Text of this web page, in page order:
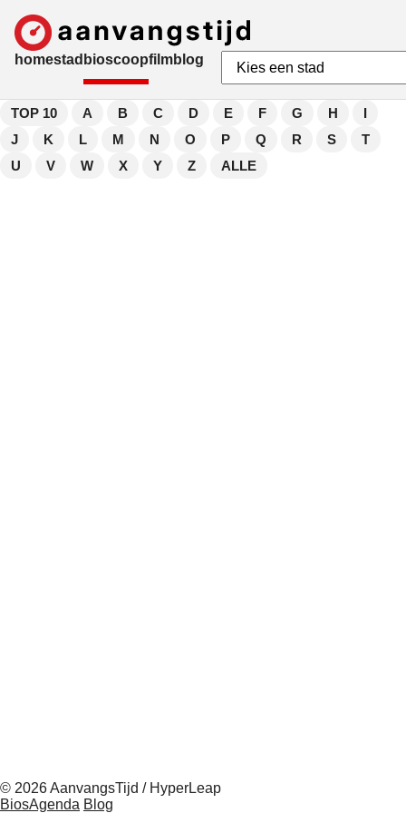
homestad bioscoopfilmblog
TOP 10 A B C D E F G H
I
J
K L M N O P Q R S
T
U
V W X Y Z ALLE
© 2026 AanvangsTijd / HyperLeap
BiosAgenda Blog